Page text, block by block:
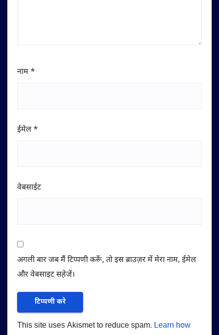
नाम *
ईमेल *
वेबसाईट
अगली बार जब मैं टिप्पणी करूँ, तो इस ब्राउज़र में मेरा नाम, ईमेल
और वेबसाइट सहेजें।
This site uses Akismet to reduce spam. Learn how